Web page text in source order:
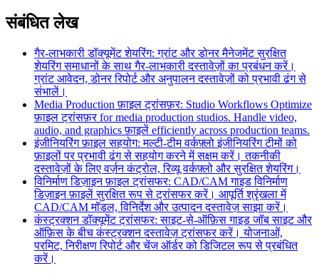
संबंधित लेख
गैर-लाभकारी डॉक्यूमेंट शेयरिंग: ग्रांट और डोनर मैनेजमेंट सुरक्षित
शेयरिंग समाधानों के साथ गैर-लाभकारी दस्तावेज़ों का प्रबंधन करें।
ग्रांट आवेदन, डोनर रिपोर्ट और अनुपालन दस्तावेज़ों को प्रभावी ढंग से
संभालें।
Media Production फ़ाइल ट्रांसफ़र: Studio Workflows Optimize
फ़ाइल ट्रांसफ़र for media production studios. Handle video,
audio, and graphics फ़ाइलें efficiently across production teams.
इंजीनियरिंग फ़ाइल सहयोग: मल्टी-टीम वर्कफ़्लो इंजीनियरिंग टीमों को
फ़ाइलों पर प्रभावी ढंग से सहयोग करने में सक्षम करें। तकनीकी
दस्तावेज़ों के लिए वर्ज़न कंट्रोल, रिव्यू वर्कफ़्लो और सुरक्षित शेयरिंग।
विनिर्माण डिज़ाइन फ़ाइल ट्रांसफर: CAD/CAM गाइड विनिर्माण
डिज़ाइन फ़ाइलें सुरक्षित रूप से ट्रांसफर करें। आपूर्ति श्रृंखला में
CAD/CAM मॉडल, विनिर्देश और उत्पादन दस्तावेज़ साझा करें।
कंस्ट्रक्शन डॉक्यूमेंट ट्रांसफर: साइट-से-ऑफ़िस गाइड जॉब साइट और
ऑफ़िस के बीच कंस्ट्रक्शन दस्तावेज़ ट्रांसफर करें। योजनाओं,
परमिट, निरीक्षण रिपोर्ट और चेंज ऑर्डर को डिजिटल रूप से प्रबंधित
करें।